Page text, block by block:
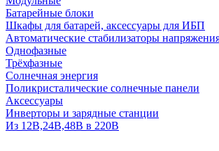
Батарейные блоки
Шкафы для батарей, аксессуары для ИБП
Автоматические стабилизаторы
Однофазные
Трёхфазные
Солнечная энергия
Поликристалические солнечные панели
Аксессуары
Инверторы и зарядные станции
Из 12В,24В,48В в 220В